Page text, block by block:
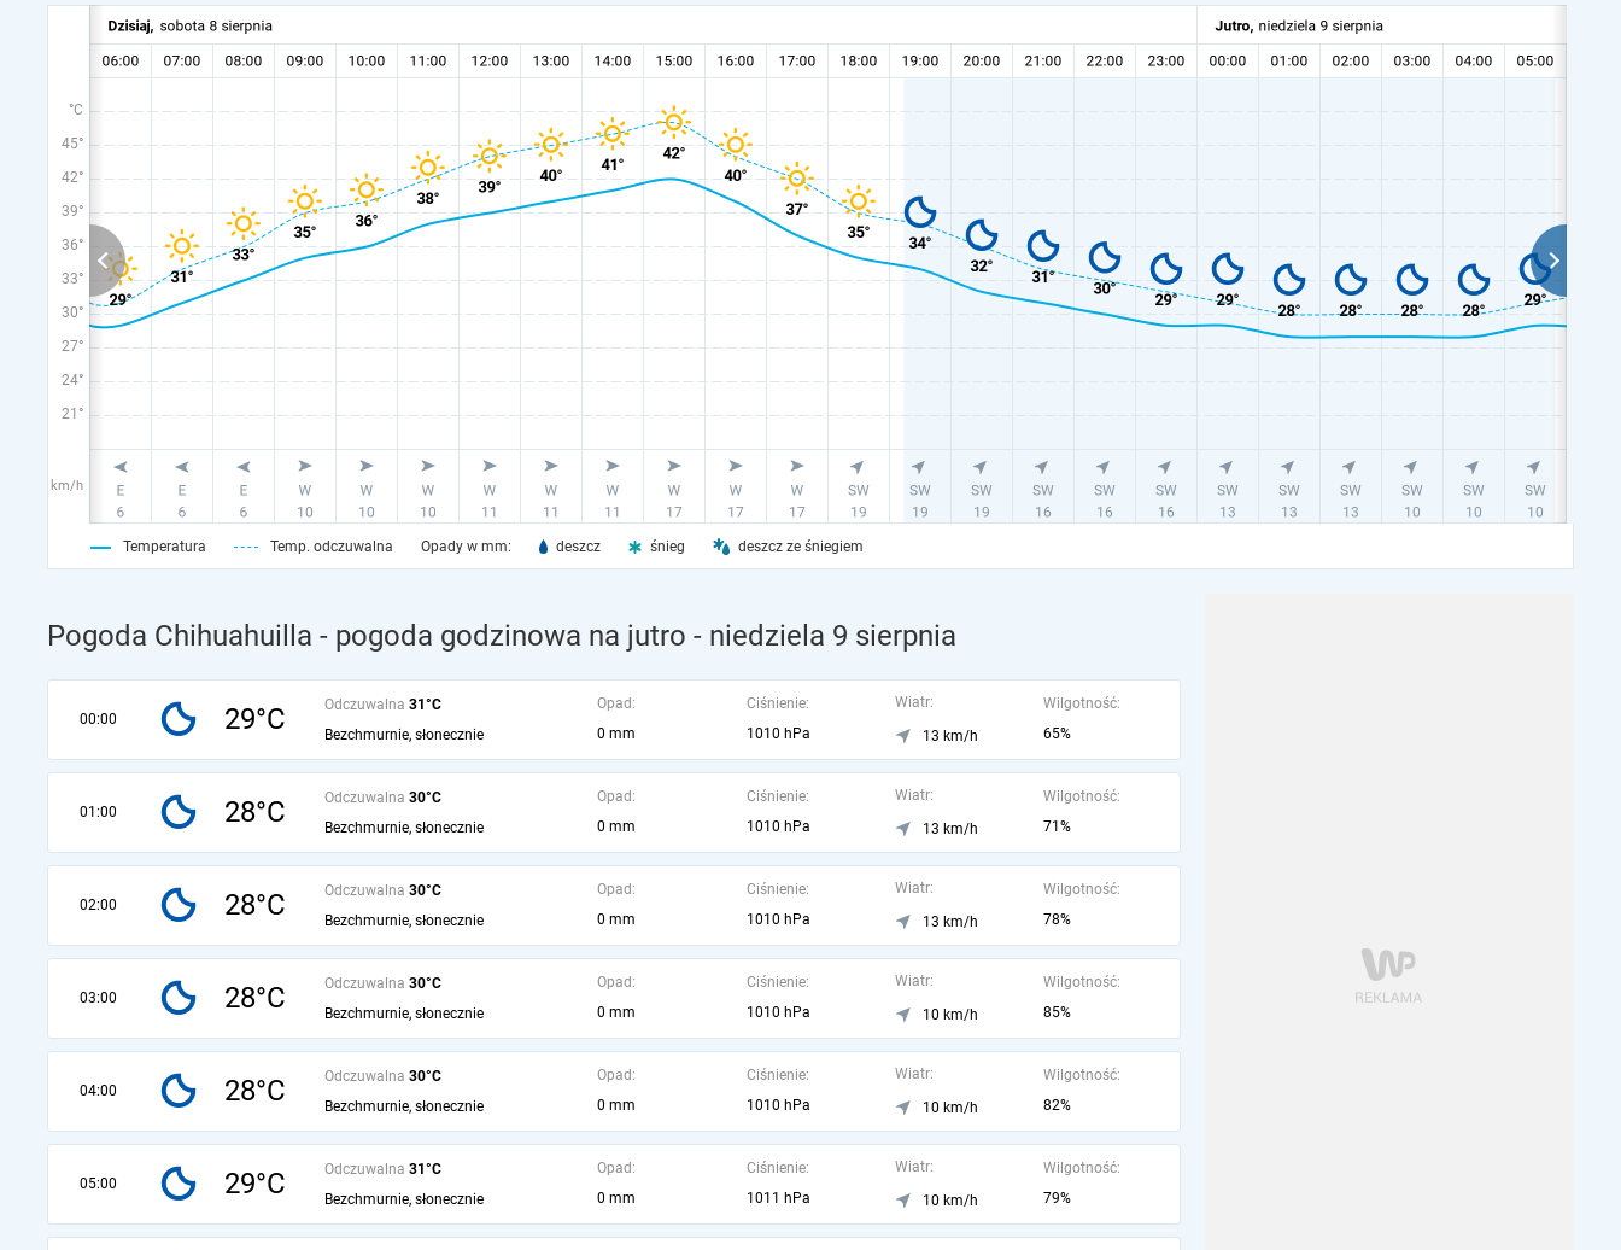
°C
45°
42°
39°
36°
33°
30°
27°
24°
21°
km/h
Temperatura Temp. odczuwalna Opady w mm: deszcz śnieg deszcz ze śniegiem
Pogoda Chihuahuilla - pogoda godzinowa na jutro - niedziela 9 sierpnia
00:00 29°C Odczuwalna 31°C
Bezchmurnie, słonecznie
Opad:
0 mm
Ciśnienie:
1010 hPa
Wiatr:
13 km/h
Wilgotność:
65%
01:00 28°C Odczuwalna 30°C
Bezchmurnie, słonecznie
Opad:
0 mm
Ciśnienie:
1010 hPa
Wiatr:
13 km/h
Wilgotność:
71%
02:00 28°C Odczuwalna 30°C
Bezchmurnie, słonecznie
Opad:
0 mm
Ciśnienie:
1010 hPa
Wiatr:
13 km/h
Wilgotność:
78%
03:00 28°C Odczuwalna 30°C
Bezchmurnie, słonecznie
Opad:
0 mm
Ciśnienie:
1010 hPa
Wiatr:
10 km/h
Wilgotność:
85%
04:00 28°C Odczuwalna 30°C
Bezchmurnie, słonecznie
Opad:
0 mm
Ciśnienie:
1010 hPa
Wiatr:
10 km/h
Wilgotność:
82%
05:00 29°C Odczuwalna 31°C
Bezchmurnie, słonecznie
Opad:
0 mm
Ciśnienie:
1011 hPa
Wiatr:
10 km/h
Wilgotność:
79%